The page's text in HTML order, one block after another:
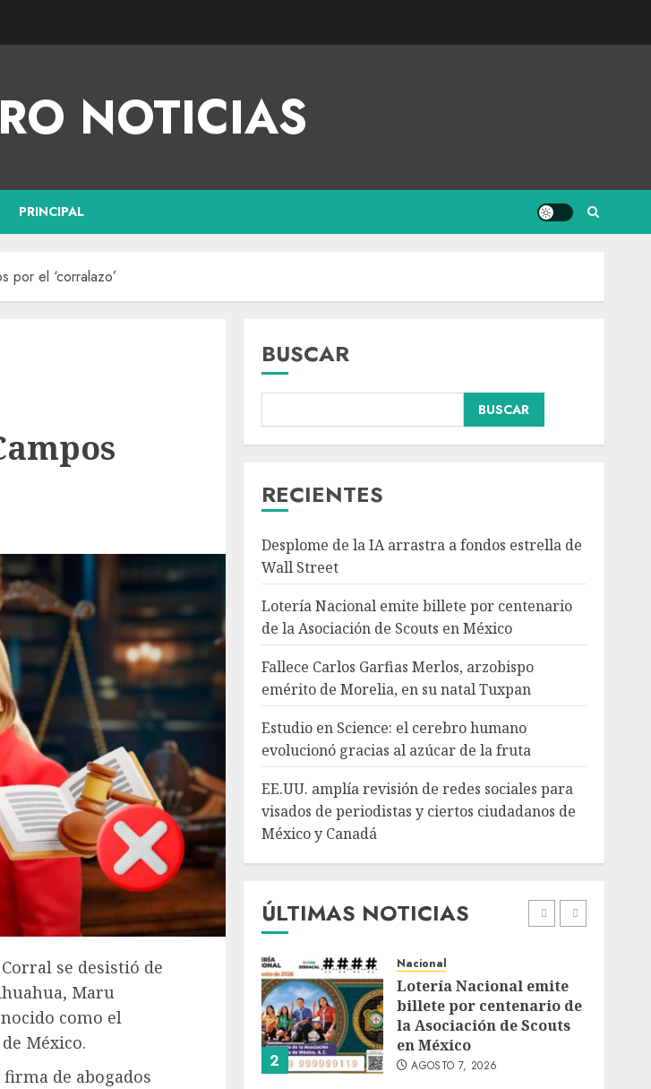
NOTICIAS
PRINCIPAL
por el ‘corralazo’
se desistió de
Maru
como el
México.
de abogados
BUSCAR
BUSCAR
RECIENTES
Desplome de la IA arrastra a fondos estrella de
Wall Street
Lotería Nacional emite billete por centenario
de la Asociación de Scouts en México
Fallece Carlos Garfias Merlos, arzobispo
emérito de Morelia, en su natal Tuxpan
Estudio en Science: el cerebro humano
evolucionó gracias al azúcar de la fruta
EE.UU. amplía revisión de redes sociales para
visados de periodistas y ciertos ciudadanos de
México y Canadá
ÚLTIMAS NOTICIAS
3
Fallece Carlos Garfias
Merlos, arzobispo
4
Internacional
cerebro humano
evolucionó gracias al
azúcar de la fruta
AGOSTO 7, 2026
5
Internacional
EE.UU. amplía revisión
de redes sociales para
visados de periodistas y
ciertos ciudadanos de
México y Canadá
AGOSTO 7, 2026
1
estrella de Wall Street
AGOSTO 7, 2026
2
Nacional
Lotería Nacional emite
billete por centenario de
la Asociación de Scouts
en México
AGOSTO 7, 2026